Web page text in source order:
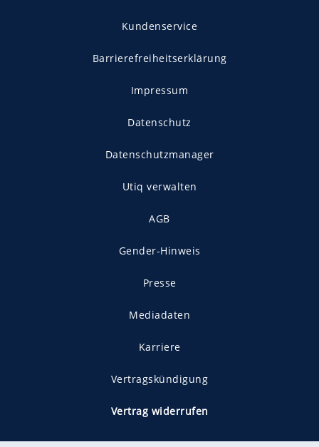
Kundenservice
Barrierefreiheitserklärung
Impressum
Datenschutz
Datenschutzmanager
Utiq verwalten
AGB
Gender-Hinweis
Presse
Mediadaten
Karriere
Vertragskündigung
Vertrag widerrufen